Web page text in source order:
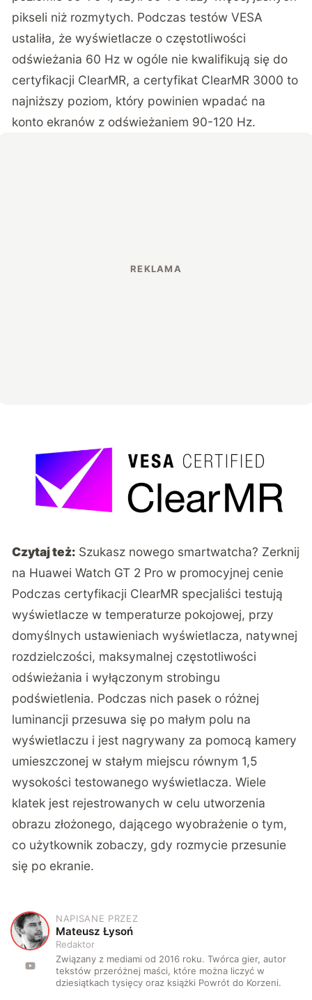
pikseli niż rozmytych. Podczas testów VESA
ustaliła, że wyświetlacze o częstotliwości
odświeżania 60 Hz w ogóle nie kwalifikują się do
certyfikacji ClearMR, a certyfikat ClearMR 3000 to
najniższy poziom, który powinien wpadać na
konto ekranów z odświeżaniem 90-120 Hz.
Czytaj też: Szukasz nowego smartwatcha? Zerknij
na Huawei Watch GT 2 Pro w promocyjnej cenie
Podczas certyfikacji ClearMR specjaliści testują
wyświetlacze w temperaturze pokojowej, przy
domyślnych ustawieniach wyświetlacza, natywnej
rozdzielczości, maksymalnej częstotliwości
odświeżania i wyłączonym strobingu
podświetlenia. Podczas nich pasek o różnej
luminancji przesuwa się po małym polu na
wyświetlaczu i jest nagrywany za pomocą kamery
umieszczonej w stałym miejscu równym 1,5
wysokości testowanego wyświetlacza. Wiele
klatek jest rejestrowanych w celu utworzenia
obrazu złożonego, dającego wyobrażenie o tym,
co użytkownik zobaczy, gdy rozmycie przesunie
się po ekranie.
M
NAPISANE PRZEZ
Mateusz Łysoń
Redaktor
Związany z mediami od 2016 roku. Twórca gier, autor
tekstów przeróżnej maści, które można liczyć w
dziesiątkach tysięcy oraz książki Powrót do Korzeni.